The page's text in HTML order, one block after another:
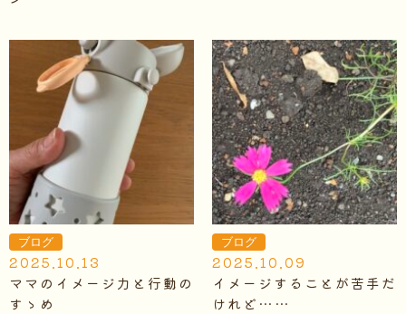
ブログ
2025.10.13
ママのイメージ力と行動の
すゝめ
ブログ
2025.10.09
イメージすることが苦手だ
けれど……